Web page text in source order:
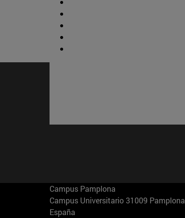
Campus Pamplona
Campus Universitario 31009 Pamplona
España